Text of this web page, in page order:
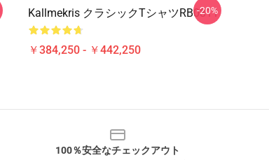
Kallmekris クラシックTシャツRB0811
￥384,250 - ￥442,250
-20%
100％安全なチェックアウト